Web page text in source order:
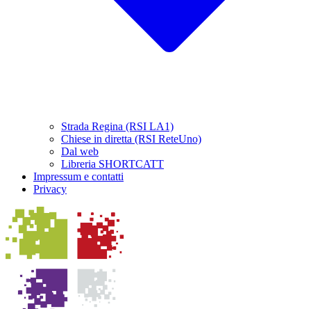
Strada Regina (RSI LA1)
Chiese in diretta (RSI ReteUno)
Dal web
Libreria SHORTCATT
Impressum e contatti
Privacy